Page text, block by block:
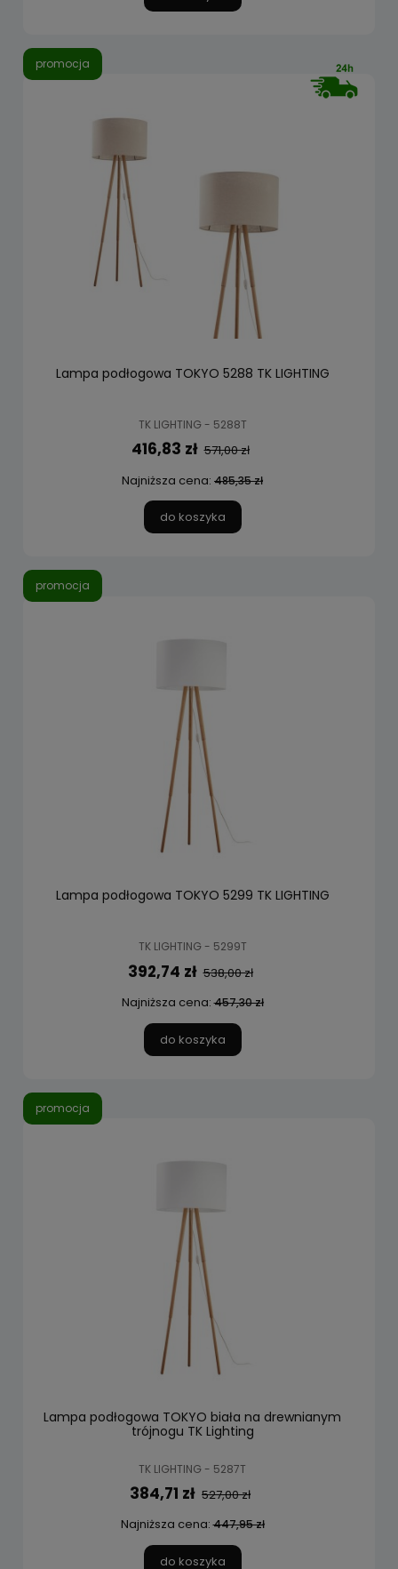
Lampa podłogowa TOKYO 5288 TK LIGHTING
TK LIGHTING - 5288T
416,83 zł 571,00 zł
Najniższa cena: 485,35 zł
do koszyka
promocja
Lampa podłogowa TOKYO 5299 TK LIGHTING
TK LIGHTING - 5299T
392,74 zł 538,00 zł
Najniższa cena:457,30 zł
do koszyka
promocja
Lampa podłogowa TOKYO biała na drewnianym
trójnogu TK Lighting
TK LIGHTING - 5287T
384,71 zł 527,00 zł
Najniższa cena:447,95 zł
do koszyka
promocja